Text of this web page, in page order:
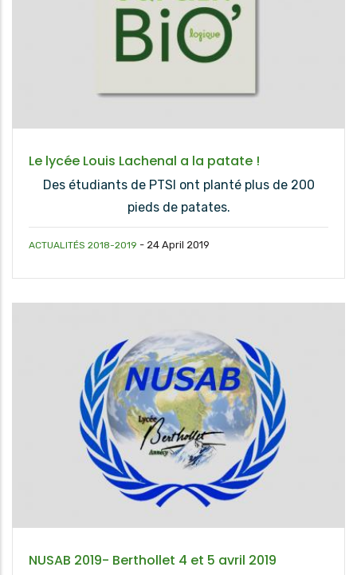
Le lycée Louis Lachenal a la patate !
Des étudiants de PTSI ont planté plus de 200
pieds de patates.
ACTUALITÉS 2018-2019 - 24 April 2019
NUSAB 2019- Berthollet 4 et 5 avril 2019